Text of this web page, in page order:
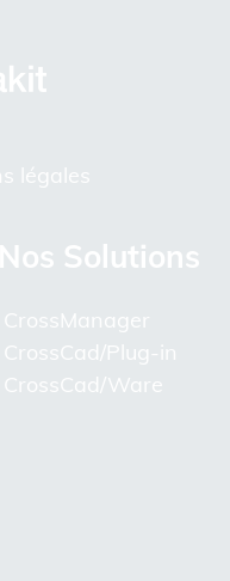
légales
Nos Solutions
CrossManager
CrossCad/Plug-in
CrossCad/Ware